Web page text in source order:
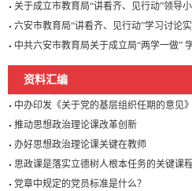
关于成立市教育局“讲看齐、见行动”领导
六安市教育局“讲看齐、见行动”学习讨论
中共六安市教育局关于成立局“两学一做”
资料汇编
中办印发《关于党的基层组织任期的意见》
推动思想政治理论课改革创新
办好思想政治理论课关键在教师
思政课是落实立德树人根本任务的关键课
党章中规定的党员标准是什么？